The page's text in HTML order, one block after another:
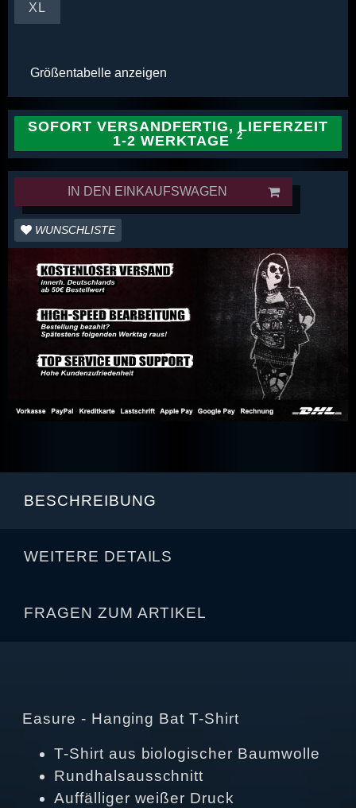
XL
Größentabelle anzeigen
SOFORT VERSANDFERTIG, LIEFERZEIT
1-2 WERKTAGE
IN DEN EINKAUFSWAGEN
WUNSCHLISTE
BESCHREIBUNG
WEITERE DETAILS
FRAGEN ZUM ARTIKEL
Easure - Hanging Bat T-Shirt
T-Shirt aus biologischer Baumwolle
Rundhalsausschnitt
Auffälliger weißer Druck